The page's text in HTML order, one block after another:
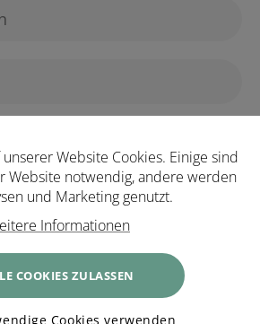
Website Cookies. Einige sind
Website notwendig, andere werden
und Marketing genutzt.
Informationen
COOKIES ZULASSEN
Cookies verwenden